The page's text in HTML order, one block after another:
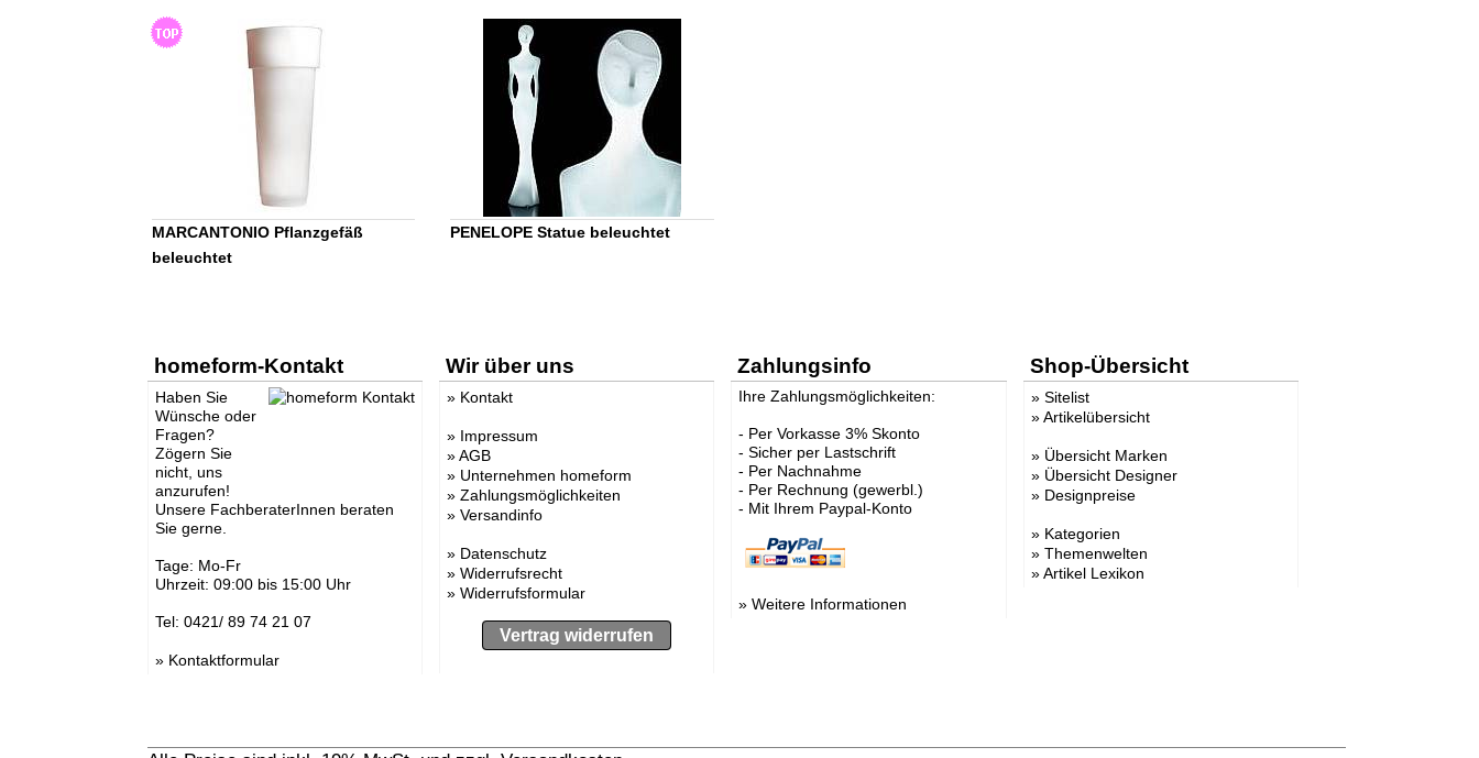
MARCANTONIO Pflanzgefäß
beleuchtet
PENELOPE Statue beleuchtet
homeform-Kontakt
Haben Sie
Wünsche oder
Fragen?
Zögern Sie
nicht, uns
anzurufen!
Unsere FachberaterInnen beraten
Sie gerne.
Tage: Mo-Fr
Uhrzeit: 09:00 bis 15:00 Uhr
Tel: 0421/ 89 74 21 07
» Kontaktformular
Wir über uns
» Kontakt
» Impressum
»AGB
» Unternehmen homeform
» Zahlungsmöglichkeiten
» Versandinfo
» Datenschutz
» Widerrufsrecht
» Widerrufsformular
Vertrag widerrufen
Zahlungsinfo
Ihre Zahlungsmöglichkeiten:
- Per Vorkasse 3% Skonto
- Sicher per Lastschrift
- Per Nachnahme
- Per Rechnung (gewerbl.)
- Mit Ihrem Paypal-Konto
»Weitere Informationen
Shop-Übersicht
» Sitelist
»Artikelübersicht
» Übersicht Marken
» Übersicht Designer
» Designpreise
» Kategorien
» Themenwelten
»Artikel Lexikon